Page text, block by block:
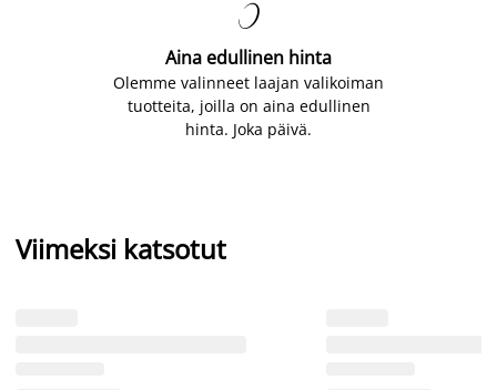

Aina edullinen hinta
Olemme valinneet laajan valikoiman
tuotteita, joilla on aina edullinen
hinta. Joka päivä.
Viimeksi katsotut